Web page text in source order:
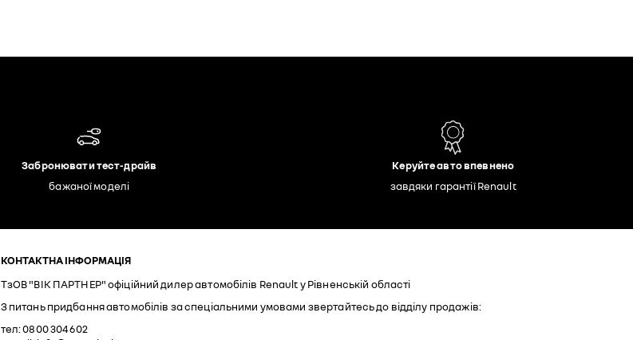
Забронювати тест-драйв
бажаної моделі
Керуйте авто впевнено
завдяки гарантії Renault
КОНТАКТНА ІНФОРМАЦІЯ
ТзОВ "ВІК ПАРТНЕР" офіційний дилер автомобілів Renault у Рівненській області
З питань придбання автомобілів за спеціальними умовами звертайтесь до відділу продажів:
тел: 0800 304 602